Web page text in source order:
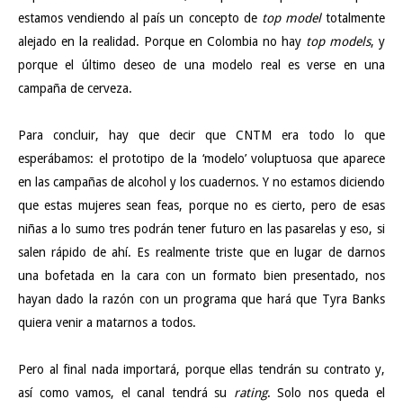
estamos vendiendo al país un concepto de top modeltotalmente
alejado en la realidad. Porque en Colombia no hay top models, y
porque el último deseo de una modelo real es verse en una
campaña de cerveza.
Para concluir, hay que decir que CNTM era todo lo que
esperábamos: el prototipo de la ‘modelo’ voluptuosa que aparece
en las campañas de alcohol y los cuadernos. Y no estamos diciendo
que estas mujeres sean feas, porque no es cierto, pero de esas
niñas a lo sumo tres podrán tener futuro en las pasarelas y eso, si
salen rápido de ahí. Es realmente triste que en lugar de darnos
una bofetada en la cara con un formato bien presentado, nos
hayan dado la razón con un programa que hará que Tyra Banks
quiera venir a matarnos a todos.
Pero al final nada importará, porque ellas tendrán su contrato y,
así como vamos, el canal tendrá su rating. Solo nos queda el